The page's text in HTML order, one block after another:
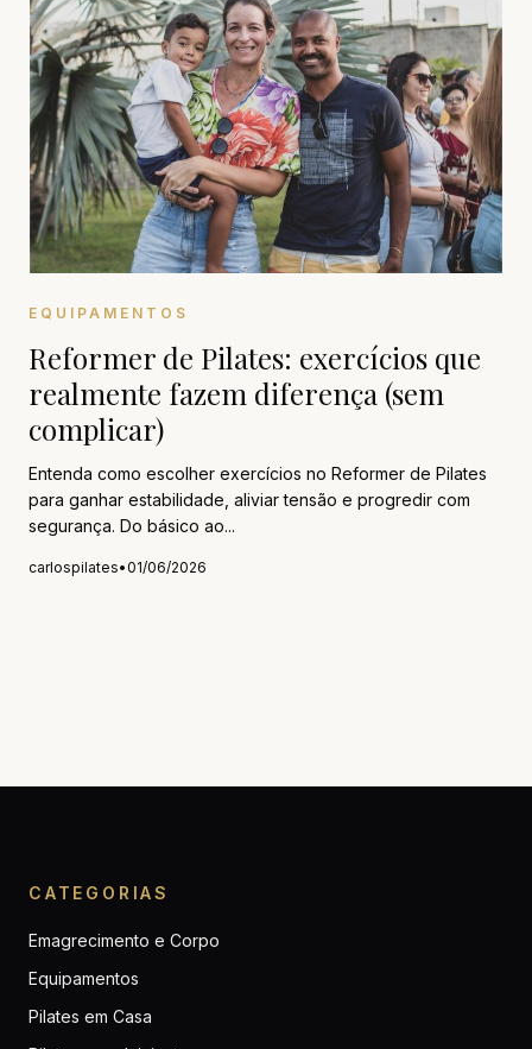
EQUIPAMENTOS
Reformer de Pilates: exercícios que
realmente fazem diferença (sem
complicar)
Entenda como escolher exercícios no Reformer de Pilates
para ganhar estabilidade, aliviar tensão e progredir com
segurança. Do básico ao...
carlospilates•01/06/2026
CATEGORIAS
Emagrecimento e Corpo
Equipamentos
Pilates em Casa